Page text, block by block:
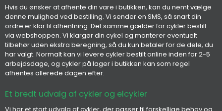
Hvis du ønsker at afhente din vare i butikken, kan du nemt vælge
denne mulighed ved bestilling. Vi sender en SMS, så snart din
ordre er klar til afhentning. Det samme gælder for cykler bestilt
via webshoppen. Vi klargør din cykel og monterer eventuelt
tilbehør uden ekstra beregning, så du kun betaler for de dele, du
har valgt. Normalt kan vi levere cykler bestilt online inden for 2-5
arbejdsdage, og cykler på lager i butikken kan som regel
afhentes allerede dagen efter.
Et bredt udvalg af cykler og elcykler
Vi har et stort udvalg af cykler, der passer til forskellige behov og